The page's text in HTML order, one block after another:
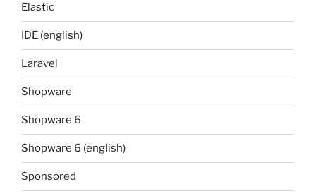
Elastic
IDE (english)
Laravel
Shopware
Shopware 6
Shopware 6 (english)
Sponsored